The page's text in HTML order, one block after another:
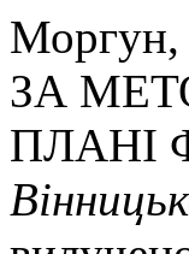
ЗА
ПЛАНІ